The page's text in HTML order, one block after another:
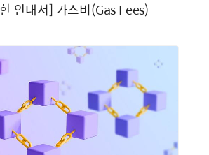
안내서] 가스비(Gas Fees)